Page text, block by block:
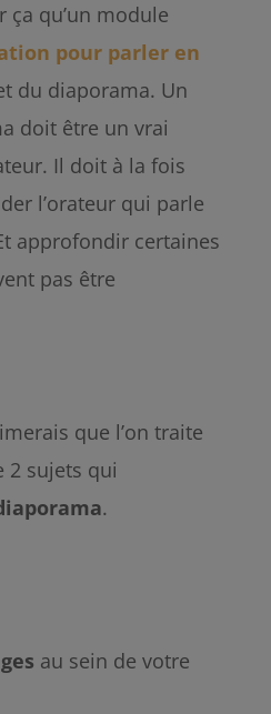
ça qu’un module
pour parler en
du diaporama. Un
doit être un vrai
Il doit à la fois
l’orateur qui parle
approfondir certaines
pas être
que l’on traite
2 sujets qui
.
au sein de votre